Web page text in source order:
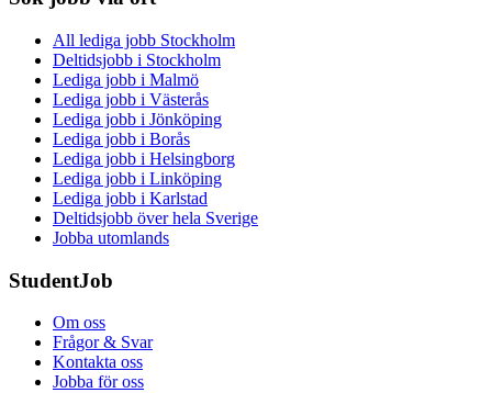
All lediga jobb Stockholm
Deltidsjobb i Stockholm
Lediga jobb i Malmö
Lediga jobb i Västerås
Lediga jobb i Jönköping
Lediga jobb i Borås
Lediga jobb i Helsingborg
Lediga jobb i Linköping
Lediga jobb i Karlstad
Deltidsjobb över hela Sverige
Jobba utomlands
StudentJob
Om oss
Frågor & Svar
Kontakta oss
Jobba för oss